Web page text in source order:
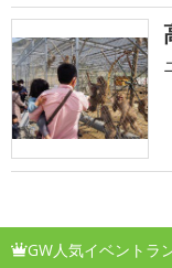
GW人気イベントラ